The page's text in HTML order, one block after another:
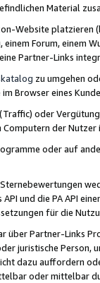
Material
Website
Forum, einem
Partner-Links
zu umgehen
Browser eines
oder
der
oder auf
und die PA API
für die
Partner-Links
juristische
dazu auffordern
oder mittelbar